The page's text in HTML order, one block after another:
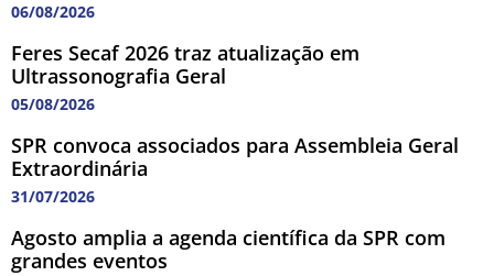
06/08/2026
Feres Secaf 2026 traz atualização em
Ultrassonografia Geral
05/08/2026
SPR convoca associados para Assembleia Geral
Extraordinária
31/07/2026
Agosto amplia a agenda científica da SPR com
grandes eventos